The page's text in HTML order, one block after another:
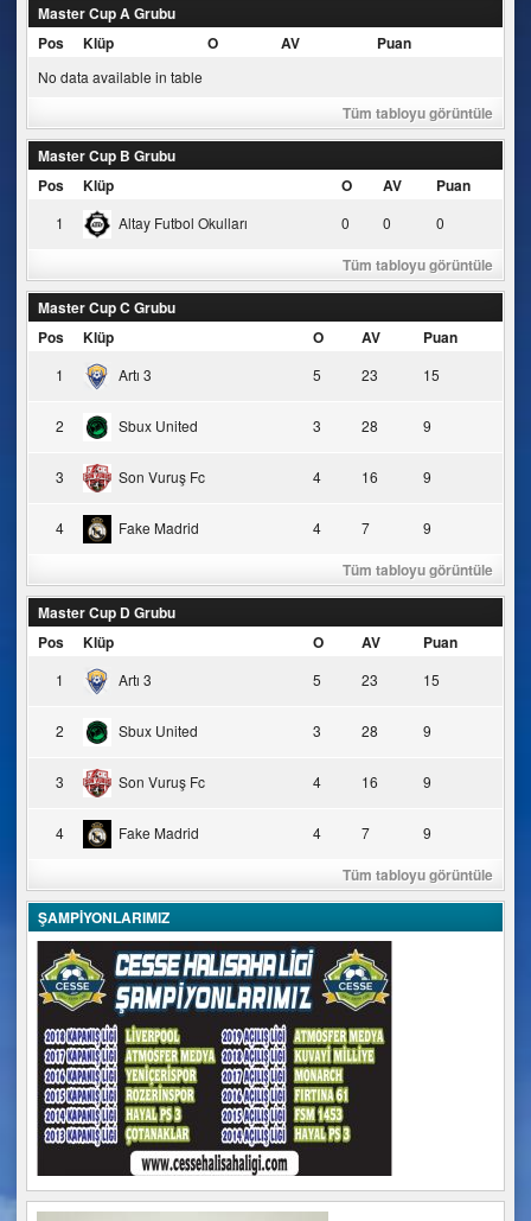
Master Cup A Grubu
Pos
Klüp O AV Puan
No data available in table
Tüm tabloyu görüntüle
Master Cup B Grubu
Pos
Klüp O AV Puan
1 Altay Futbol Okulları 0 0 0
Tüm tabloyu görüntüle
Master Cup C Grubu
Pos
Klüp O AV Puan
1 Artı 3 5 23 15
2 Sbux United 3 28 9
3 Son Vuruş Fc 4 16 9
4 Fake Madrid 4 7 9
Tüm tabloyu görüntüle
Master Cup D Grubu
Pos
Klüp O AV Puan
1 Artı 3 5 23 15
2 Sbux United 3 28 9
3 Son Vuruş Fc 4 16 9
4 Fake Madrid 4 7 9
Tüm tabloyu görüntüle
ŞAMPİYONLARIMIZ